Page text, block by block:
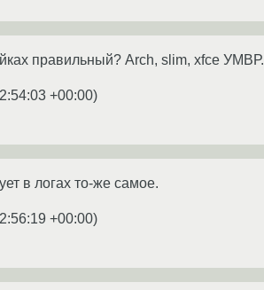
правильный? Arch, slim, xfce УМВР.
+00:00)
в логах то-же самое.
+00:00)